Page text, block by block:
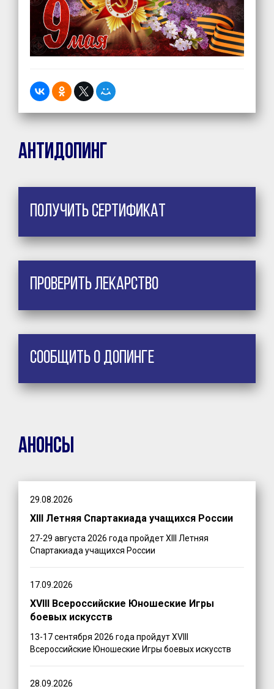
Антидопинг
Получить сертификат
Проверить лекарство
Сообщить о допинге
Анонсы
29.08.2026
XIII Летняя Спартакиада учащихся России
27-29 августа 2026 года пройдет XIII Летняя
Спартакиада учащихся России
17.09.2026
XVIII Всероссийские Юношеские Игры
боевых искусств
13-17 сентября 2026 года пройдут XVIII
Всероссийские Юношеские Игры боевых искусств
28.09.2026